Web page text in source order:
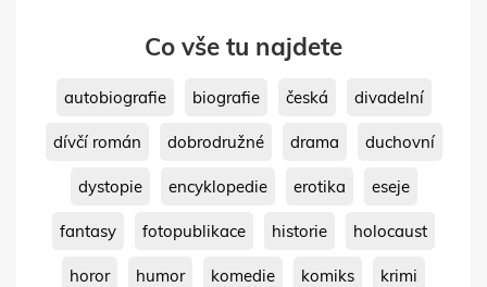
Co vše tu najdete
autobiografie biografie česká divadelní
dívčí román dobrodružné drama duchovní
dystopie encyklopedie erotika eseje
fantasy fotopublikace historie holocaust
horor humor komedie komiks krimi